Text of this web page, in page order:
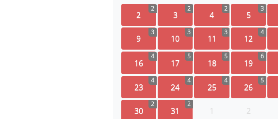
2
2
3
2
4
2
5
3
9
3
10
3
11
3
12
4
16
4
17
5
18
5
19
6
23
4
24
4
25
4
26
5
30
2
31
2
1 2